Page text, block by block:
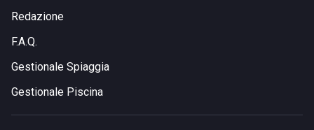
Redazione
F.A.Q.
Gestionale Spiaggia
Gestionale Piscina